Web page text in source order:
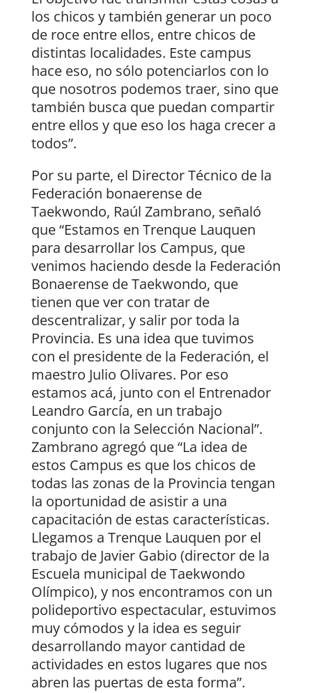
los chicos y también generar un poco
de roce entre ellos, entre chicos de
distintas localidades. Este campus
hace eso, no sólo potenciarlos con lo
que nosotros podemos traer, sino que
también busca que puedan compartir
entre ellos y que eso los haga crecer a
todos”.
Por su parte, el Director Técnico de la
Federación bonaerense de
Taekwondo, Raúl Zambrano, señaló
que “Estamos en Trenque Lauquen
para desarrollar los Campus, que
venimos haciendo desde la Federación
Bonaerense de Taekwondo, que
tienen que ver con tratar de
descentralizar, y salir por toda la
Provincia. Es una idea que tuvimos
con el presidente de la Federación, el
maestro Julio Olivares. Por eso
estamos acá, junto con el Entrenador
Leandro García, en un trabajo
conjunto con la Selección Nacional”.
Zambrano agregó que “La idea de
estos Campus es que los chicos de
todas las zonas de la Provincia tengan
la oportunidad de asistir a una
capacitación de estas características.
Llegamos a Trenque Lauquen por el
trabajo de Javier Gabio (director de la
Escuela municipal de Taekwondo
Olímpico), y nos encontramos con un
polideportivo espectacular, estuvimos
muy cómodos y la idea es seguir
desarrollando mayor cantidad de
actividades en estos lugares que nos
abren las puertas de esta forma”.